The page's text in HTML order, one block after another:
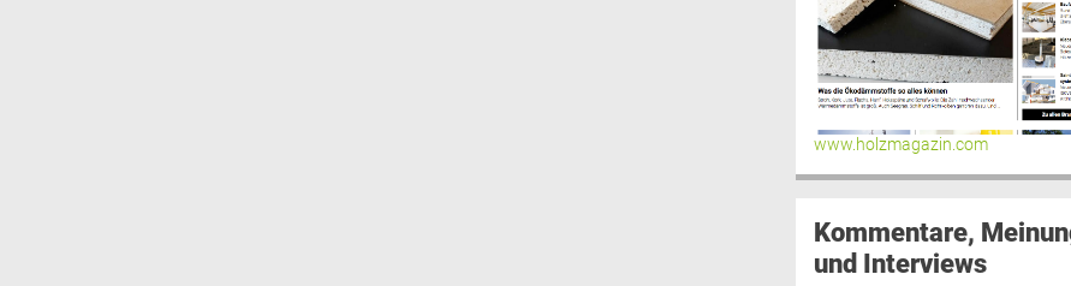
www.holzmagazin.com
Kommentare,
und Interviews